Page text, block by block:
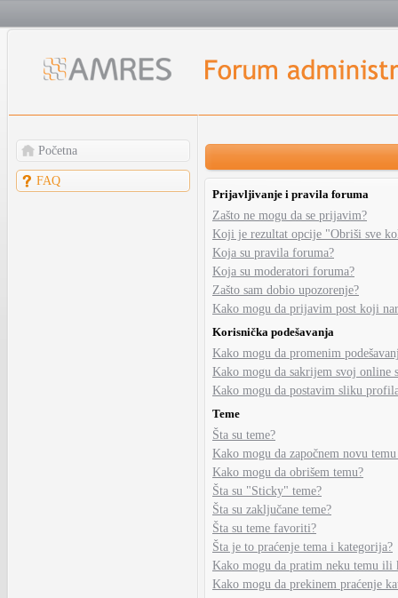
Početna
FAQ
Prijavljivanje i pravila foruma
Zašto ne mogu da se prijavim?
Koji je rezultat opcije "Obriši sve
Koja su pravila foruma?
Koja su moderatori foruma?
Zašto sam dobio upozorenje?
Kako mogu da prijavim post koji
Korisnička podešavanja
Kako mogu da promenim
Kako mogu da sakrijem svoj online
Kako mogu da postavim sliku
Teme
Šta su teme?
Kako mogu da započnem novu
Kako mogu da obrišem temu?
Šta su "Sticky" teme?
Šta su zaključane teme?
Šta su teme favoriti?
Šta je to praćenje tema i kategorija?
Kako mogu da pratim neku temu ili
Kako mogu da prekinem praćenje